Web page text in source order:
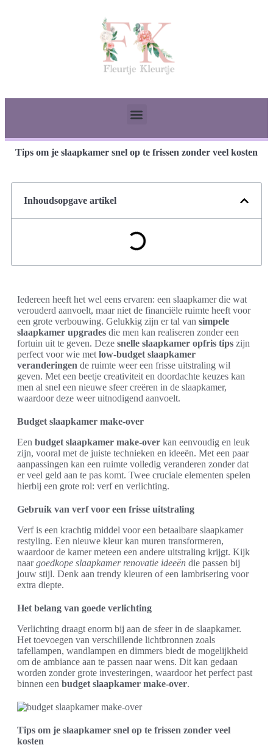
Tips om je slaapkamer snel op te frissen zonder veel kosten
Inhoudsopgave artikel
Iedereen heeft het wel eens ervaren: een slaapkamer die wat
verouderd aanvoelt, maar niet de financiële ruimte heeft voor
een grote verbouwing. Gelukkig zijn er tal van simpele
slaapkamer upgrades die men kan realiseren zonder een
fortuin uit te geven. Deze snelle slaapkamer opfris tips zijn
perfect voor wie met low-budget slaapkamer
veranderingen de ruimte weer een frisse uitstraling wil
geven. Met een beetje creativiteit en doordachte keuzes kan
men al snel een nieuwe sfeer creëren in de slaapkamer,
waardoor deze weer uitnodigend aanvoelt.
Budget slaapkamer make-over
Een budget slaapkamer make-over kan eenvoudig en leuk
zijn, vooral met de juiste technieken en ideeën. Met een paar
aanpassingen kan een ruimte volledig veranderen zonder dat
er veel geld aan te pas komt. Twee cruciale elementen spelen
hierbij een grote rol: verf en verlichting.
Gebruik van verf voor een frisse uitstraling
Verf is een krachtig middel voor een betaalbare slaapkamer
restyling. Een nieuwe kleur kan muren transformeren,
waardoor de kamer meteen een andere uitstraling krijgt. Kijk
naargoedkope slaapkamer renovatie ideeën die passen bij
jouw stijl. Denk aan trendy kleuren of een lambrisering voor
extra diepte.
Het belang van goede verlichting
Verlichting draagt enorm bij aan de sfeer in de slaapkamer.
Het toevoegen van verschillende lichtbronnen zoals
tafellampen, wandlampen en dimmers biedt de mogelijkheid
om de ambiance aan te passen naar wens. Dit kan gedaan
worden zonder grote investeringen, waardoor het perfect past
binnen een budget slaapkamer make-over.
Tips om je slaapkamer snel op te frissen zonder veel
kosten